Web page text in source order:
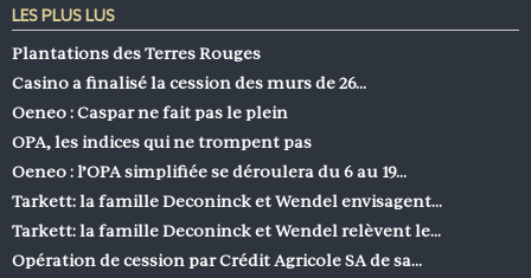
LES PLUS LUS
Plantations des Terres Rouges
Casino a finalisé la cession des murs de 26…
Oeneo : Caspar ne fait pas le plein
OPA, les indices qui ne trompent pas
Oeneo : l’OPA simplifiée se déroulera du 6 au 19…
Tarkett: la famille Deconinck et Wendel envisagent…
Tarkett: la famille Deconinck et Wendel relèvent le…
Opération de cession par Crédit Agricole SA de sa…